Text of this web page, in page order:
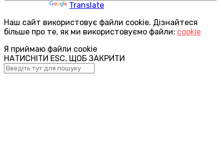
Translate
Наш сайт використовує файли cookie. Дізнайтеся
більше про те, як ми використовуємо файли: cookie
Я приймаю файли cookie
НАТИСНІТИ ESC, ЩОБ ЗАКРИТИ